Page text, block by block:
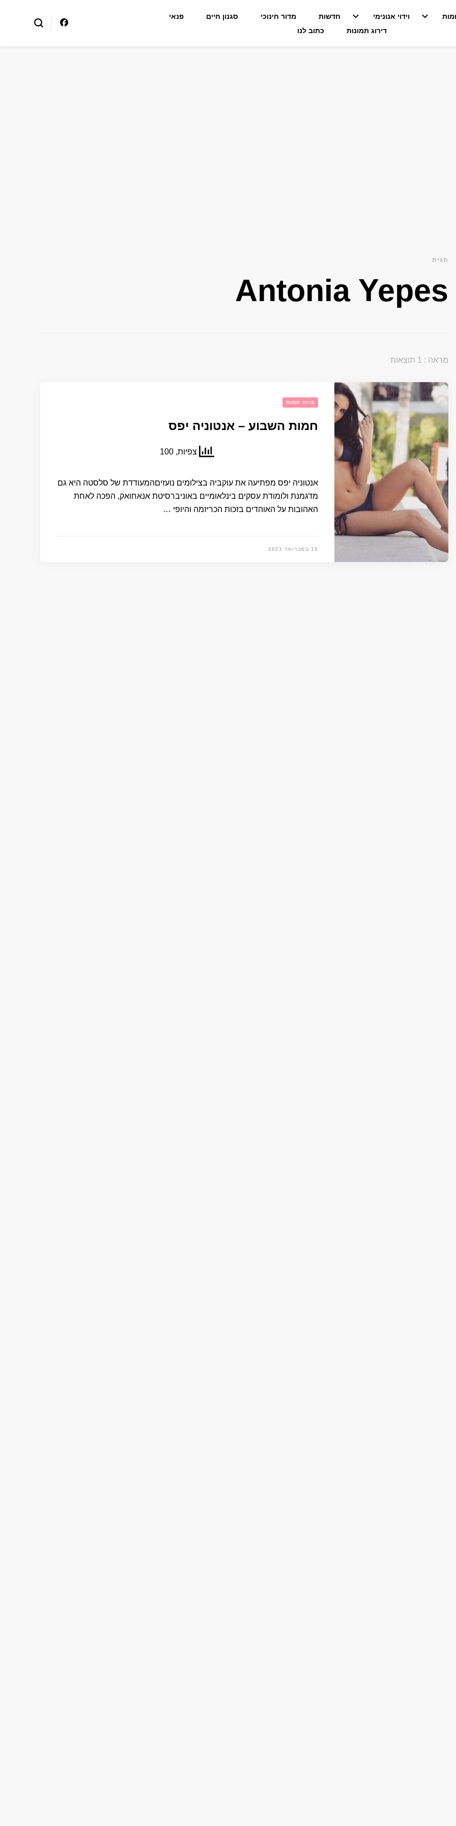
וידוי אנונימי חדשות מדור חינוכי סגנון חיים
פנאי
דירוג תמונות
כתוב לנו
תגית
Antonia Yepes
מראה : 1 תוצאות
בנות חמות
חמות השבוע – אנטוניה יפס
צפיות, 100
אנטוניה יפס מפתיעה את עוקביה בצילומים נועזיםהמעודדת של סלסטה היא גם
מדגמנת ולומודת עסקים בינלאומיים באוניברסיטת אנאחואק, הפכה לאחת
האהובות על האוהדים בזכות הכריזמה והיופי …
15 בפברואר 2021